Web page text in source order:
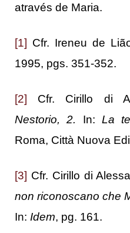
através de Maria.
[1] Cfr. Ireneu de
1995, pgs. 351-352.
[2] Cfr. Cirillo di
Nestorio, 2.
In: La
Roma, Città Nuova
[3] Cfr. Cirillo di
non riconoscano che
In: Idem, pg. 161.